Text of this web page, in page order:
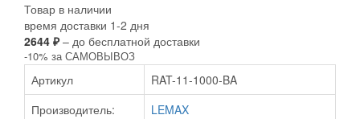
Товар в наличии
время доставки 1-2 дня
2644 ₽– до бесплатной доставки
-10% за САМОВЫВОЗ
Артикул
RAT-11-1000-BA
Производитель:
LEMAX